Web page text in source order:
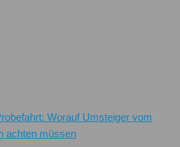
Worauf Umsteiger vom
achten müssen